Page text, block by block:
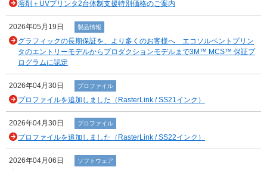
溶剤＋UVプリンタ2台体制支援特別価格のご案内
2026年05月19日 製品情報
グラフィックの長期保証を、より多くのお客様へ エコソルベントプリン
タのエントリーモデルからプロダクションモデルまで3M™ MCS™ 保証プ
ログラムに認定
2026年04月30日 プロファイル
プロファイルを追加しました（RasterLink / SS21インク）
2026年04月30日 プロファイル
プロファイルを追加しました（RasterLink / SS22インク）
2026年04月06日 ソフトウェア